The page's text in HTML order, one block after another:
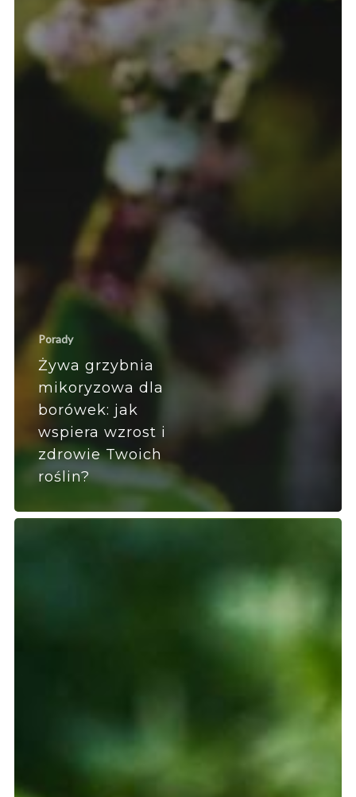
Porady
Żywa grzybnia
mikoryzowa dla
borówek: jak
wspiera wzrost i
zdrowie Twoich
roślin?